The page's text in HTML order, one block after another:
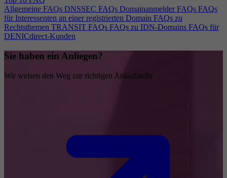
Allgemeine FAQs DNSSEC FAQs Domainanmelder FAQs FAQs
für Interessenten an einer registrierten Domain FAQs zu
Rechtsthemen TRANSIT FAQs FAQs zu IDN-Domains FAQs für
DENICdirect-Kunden
Sie haben ein Anliegen?
Wir weisen den Weg zur richtigen Anlaufstelle